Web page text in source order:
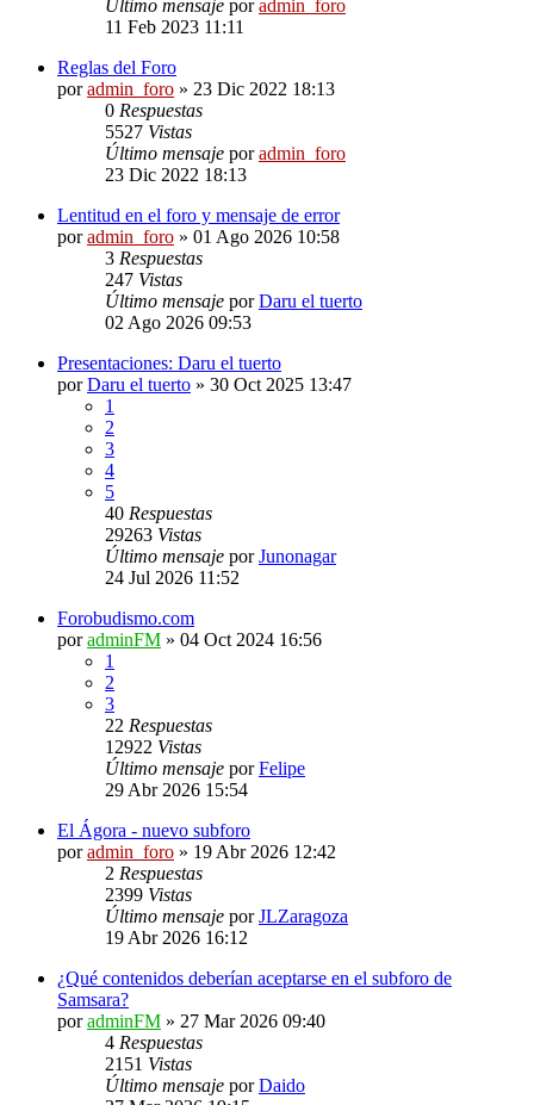
Último mensaje poradmin_foro
11 Feb 2023 11:11
Reglas del Foro
poradmin_foro » 23 Dic 2022 18:13
0 Respuestas
5527 Vistas
Último mensaje poradmin_foro
23 Dic 2022 18:13
Lentitud en el foro y mensaje de error
poradmin_foro » 01 Ago 2026 10:58
3 Respuestas
247 Vistas
Último mensaje porDaru el tuerto
02 Ago 2026 09:53
Presentaciones: Daru el tuerto
porDaru el tuerto » 30 Oct 2025 13:47
1
2
3
4
5
40 Respuestas
29263 Vistas
Último mensaje porJunonagar
24 Jul 2026 11:52
Forobudismo.com
poradminFM » 04 Oct 2024 16:56
1
2
3
22 Respuestas
12922 Vistas
Último mensaje porFelipe
29 Abr 2026 15:54
El Ágora - nuevo subforo
poradmin_foro » 19 Abr 2026 12:42
2 Respuestas
2399 Vistas
Último mensaje porJLZaragoza
19 Abr 2026 16:12
¿Qué contenidos deberían aceptarse en el subforo de
Samsara?
poradminFM » 27 Mar 2026 09:40
4 Respuestas
2151 Vistas
Último mensaje porDaido